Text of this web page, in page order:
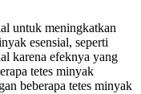
untuk meningkatkan
esensial, seperti
karena efeknya yang
tetes minyak
beberapa tetes minyak